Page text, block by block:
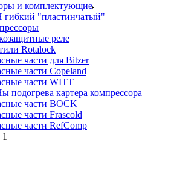
и комплектующие
"пластинчатый"
реле
Rotalock
части для Bitzer
части Copeland
части WITT
подогрева картера компрессора
части BOCK
части Frascold
части RefComp